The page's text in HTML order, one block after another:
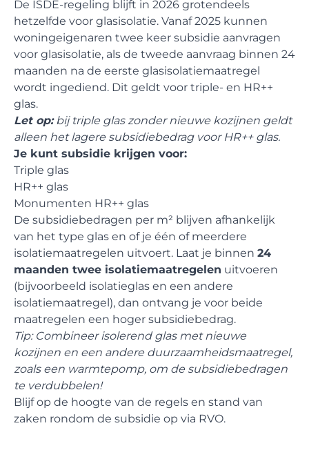
De ISDE-regeling blijft in 2026 grotendeels
hetzelfde voor glasisolatie. Vanaf 2025 kunnen
woningeigenaren twee keer subsidie aanvragen
voor glasisolatie, als de tweede aanvraag binnen 24
maanden na de eerste glasisolatiemaatregel
wordt ingediend. Dit geldt voor triple- en HR++
glas.
Let op:bij triple glas zonder nieuwe kozijnen geldt
alleen het lagere subsidiebedrag voor HR++ glas.
Je kunt subsidie krijgen voor:
Triple glas
HR++ glas
Monumenten HR++ glas
De subsidiebedragen per m² blijven afhankelijk
van het type glas en of je één of meerdere
isolatiemaatregelen uitvoert. Laat je binnen 24
maanden twee isolatiemaatregelen uitvoeren
(bijvoorbeeld isolatieglas en een andere
isolatiemaatregel), dan ontvang je voor beide
maatregelen een hoger subsidiebedrag.
Tip: Combineer isolerend glas met nieuwe
kozijnen en een andere duurzaamheidsmaatregel,
zoals een warmtepomp, om de subsidiebedragen
te verdubbelen!
Blijf op de hoogte van de regels en stand van
zaken rondom de subsidie op via RVO.